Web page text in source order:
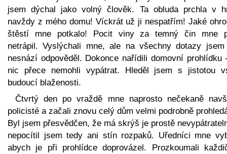
jsem dýchal jako volný člověk. Ta obluda prchla v
navždy z mého domu! Víckrát už ji nespatřím! Jaké
štěstí mne potkalo! Pocit viny za temný čin mne
netrápil. Vyslýchali mne, ale na všechny dotazy jsem
nesnází odpověděl. Dokonce nařídili domovní prohlídku
nic přece nemohli vypátrat. Hleděl jsem s jistotou
budoucí blaženosti.
Čtvrtý den po vraždě mne naprosto nečekaně
policisté a začali znovu celý dům velmi podrobně
Byl jsem přesvědčen, že má skrýš je prostě
nepocítil jsem tedy ani stín rozpaků. Uředníci mne
abych je při prohlídce doprovázel. Prozkoumali